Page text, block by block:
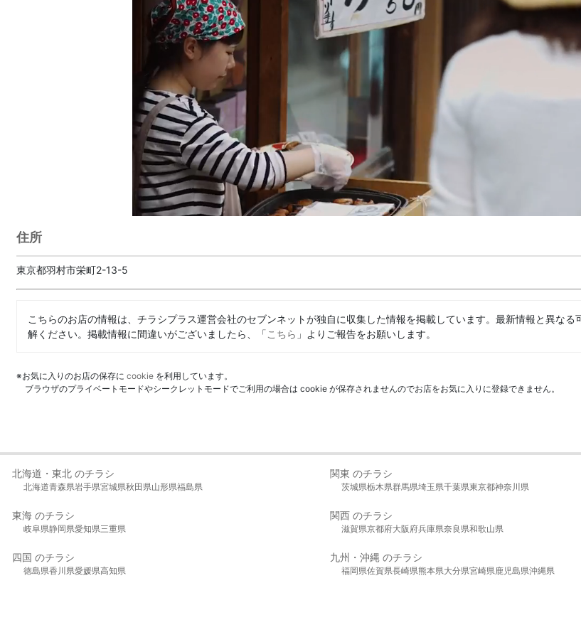
住所
東京都羽村市栄町2-13-5
こちらのお店の情報は、チラシプラス運営会社のセブンネットが独自に収集した情報を掲載しています。最新情報と異なる
解ください。掲載情報に間違いがございましたら、「こちら 」よりご報告をお願いします。
※お気に入りのお店の保存に cookie を利用しています。
ブラウザのプライベートモードやシークレットモードでご利用の場合は cookie が保存されませんのでお店をお気に入りに登録できません。
北海道・東北 のチラシ
北海道青森県岩手県宮城県秋田県山形県福島県
関東 のチラシ
茨城県栃木県群馬県埼玉県千葉県東京都神奈川県
東海 のチラシ
岐阜県静岡県愛知県三重県
関西 のチラシ
滋賀県京都府大阪府兵庫県奈良県和歌山県
四国 のチラシ
徳島県香川県愛媛県高知県
九州・沖縄 のチラシ
福岡県佐賀県長崎県熊本県大分県宮崎県鹿児島県沖縄県